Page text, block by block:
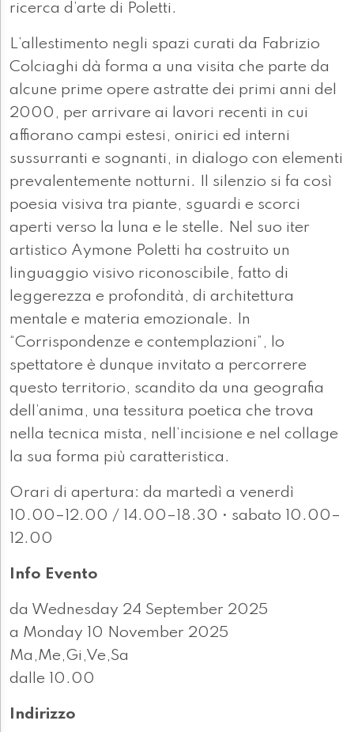
ricerca d’arte di Poletti.
L’allestimento negli spazi curati da Fabrizio
Colciaghi dà forma a una visita che parte da
alcune prime opere astratte dei primi anni del
2000, per arrivare ai lavori recenti in cui
affiorano campi estesi, onirici ed interni
sussurranti e sognanti, in dialogo con elementi
prevalentemente notturni. Il silenzio si fa così
poesia visiva tra piante, sguardi e scorci
aperti verso la luna e le stelle. Nel suo iter
artistico Aymone Poletti ha costruito un
linguaggio visivo riconoscibile, fatto di
leggerezza e profondità, di architettura
mentale e materia emozionale. In
“Corrispondenze e contemplazioni”, lo
spettatore è dunque invitato a percorrere
questo territorio, scandito da una geografia
dell’anima, una tessitura poetica che trova
nella tecnica mista, nell’incisione e nel collage
la sua forma più caratteristica.
Orari di apertura: da martedì a venerdì
10.00–12.00 / 14.00–18.30 • sabato 10.00–
12.00
Info Evento
da Wednesday 24 September 2025
a Monday 10 November 2025
Ma,Me,Gi,Ve,Sa
dalle 10.00
Indirizzo